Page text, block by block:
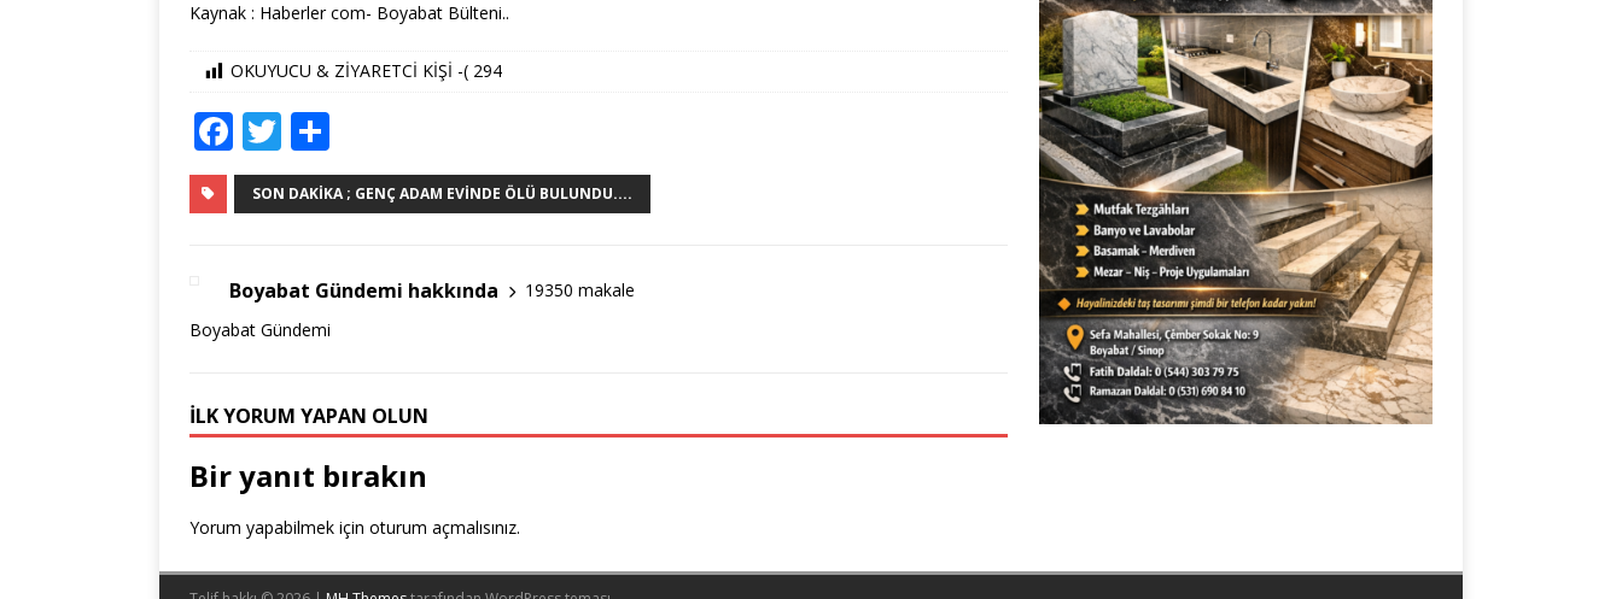
Kaynak : Haberler com- Boyabat Bülteni..
OKUYUCU & ZİYARETCİ KİŞİ -( 294
F
a
c
b
o
k
T
w
it
r
h
ar
SON DAKIKA ; GENÇ ADAM EVINDE ÖLÜ BULUNDU....
Boyabat Gündemi hakkında
19350 makale
Boyabat Gündemi
İLK YORUM YAPAN OLUN
Bir yanıt bırakın
Yorum yapabilmek için oturum açmalısınız.